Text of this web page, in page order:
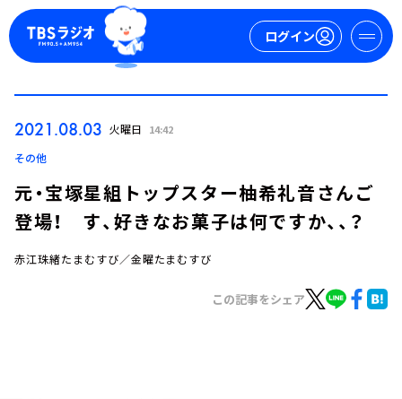
ログイン
2021.08.03 火曜日 14:42
その他
元・宝塚星組トップスター柚希礼音さんご
登場！ す、好きなお菓子は何ですか、、？
赤江珠緒たまむすび／金曜たまむすび
この記事をシェア